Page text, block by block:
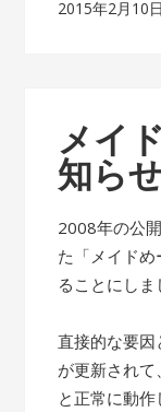
2015年2月10日
メイ
知ら
2008年の公
た「メイド
ることにしま
直接的な要
が更新され
と正常に動